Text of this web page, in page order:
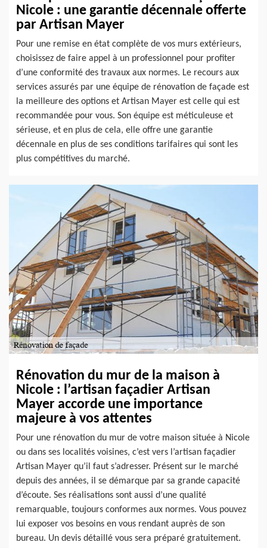
Nicole : une garantie décennale offerte
par Artisan Mayer
Pour une remise en état complète de vos murs extérieurs,
choisissez de faire appel à un professionnel pour profiter
d’une conformité des travaux aux normes. Le recours aux
services assurés par une équipe de rénovation de façade est
la meilleure des options et Artisan Mayer est celle qui est
recommandée pour vous. Son équipe est méticuleuse et
sérieuse, et en plus de cela, elle offre une garantie
décennale en plus de ses conditions tarifaires qui sont les
plus compétitives du marché.
Rénovation du mur de la maison à
Nicole : l’artisan façadier Artisan
Mayer accorde une importance
majeure à vos attentes
Pour une rénovation du mur de votre maison située à Nicole
ou dans ses localités voisines, c’est vers l’artisan façadier
Artisan Mayer qu’il faut s’adresser. Présent sur le marché
depuis des années, il se démarque par sa grande capacité
d’écoute. Ses réalisations sont aussi d’une qualité
remarquable, toujours conformes aux normes. Vous pouvez
lui exposer vos besoins en vous rendant auprès de son
bureau. Un devis détaillé vous sera préparé gratuitement.